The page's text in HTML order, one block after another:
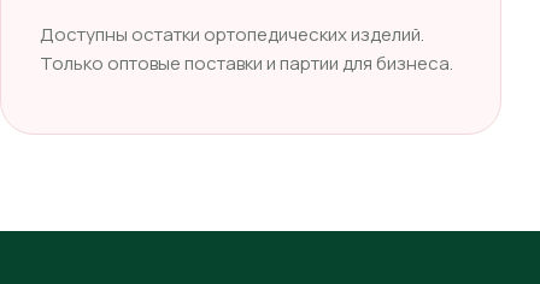
Доступны остатки ортопедических изделий.
Только оптовые поставки и партии для бизнеса.